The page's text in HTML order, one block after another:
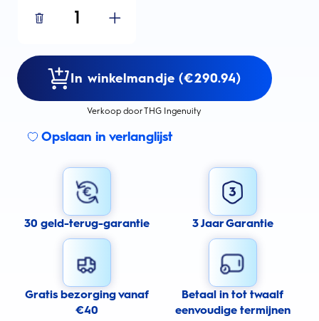
1
In winkelmandje (€290.94)
Verkoop door THG Ingenuity
Opslaan in verlanglijst
30 geld-terug-garantie 3 Jaar Garantie
Gratis bezorging vanaf
€40
Betaal in tot twaalf
eenvoudige termijnen